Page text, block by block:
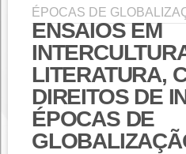
ÉPOCAS DE
ENSAIOS EM
LITERATURA,
DIREITOS DE
ÉPOCAS DE